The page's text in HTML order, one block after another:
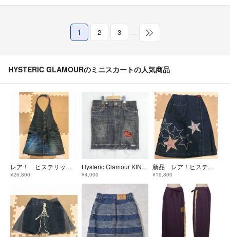
1 2 3 …
HYSTERIC GLAMOURのミニスカートの人気商品
レア！ ヒステリックグラマー ホルターネック サロペットデニムスカート
¥26,800
Hysteric Glamour KINKY JEANS ヒステリックグラマー デニム タイト ミニスカート カットオフ ステンシル ハート ワッペン 刺繍 archive vintage ブラック Y2K E757
¥4,000
新品 レア！ヒステリックグラマー デニムスタースカート
¥19,800